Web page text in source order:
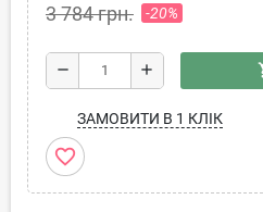
3 784 грн. -20%
remove add
ЗАМОВИТИ В 1 КЛІК
favorite_border